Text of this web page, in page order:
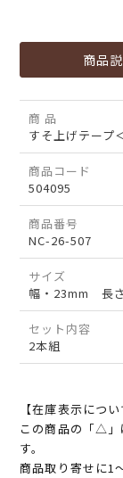
商品
商 品
すそ上げテープ
商品コード
504095
商品番号
NC-26-507
サイズ
幅・23mm 長
セット内容
2本組
【在庫表示につい
この商品の「△」
す。
商品取り寄せに1